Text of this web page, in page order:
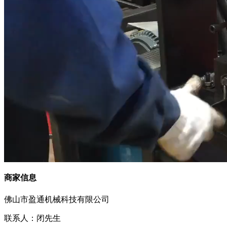
商家信息
佛山市盈通机械科技有限公司
联系人：闭先生